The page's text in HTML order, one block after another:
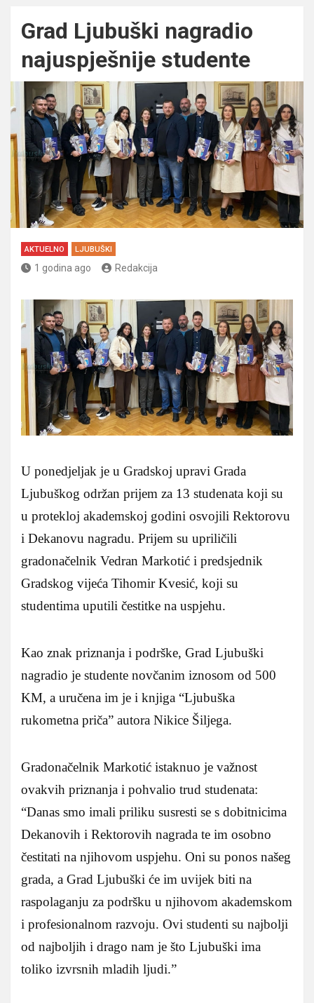
Grad Ljubuški nagradio
najuspješnije studente
AKTUELNO LJUBUŠKI
1 godina ago Redakcija
U ponedjeljak je u Gradskoj upravi Grada
Ljubuškog održan prijem za 13 studenata koji su
u protekloj akademskoj godini osvojili Rektorovu
i Dekanovu nagradu. Prijem su upriličili
gradonačelnik Vedran Markotić i predsjednik
Gradskog vijeća Tihomir Kvesić, koji su
studentima uputili čestitke na uspjehu.
Kao znak priznanja i podrške, Grad Ljubuški
nagradio je studente novčanim iznosom od 500
KM, a uručena im je i knjiga “Ljubuška
rukometna priča” autora Nikice Šiljega.
Gradonačelnik Markotić istaknuo je važnost
ovakvih priznanja i pohvalio trud studenata:
“Danas smo imali priliku susresti se s dobitnicima
Dekanovih i Rektorovih nagrada te im osobno
čestitati na njihovom uspjehu. Oni su ponos našeg
grada, a Grad Ljubuški će im uvijek biti na
raspolaganju za podršku u njihovom akademskom
i profesionalnom razvoju. Ovi studenti su najbolji
od najboljih i drago nam je što Ljubuški ima
toliko izvrsnih mladih ljudi.”